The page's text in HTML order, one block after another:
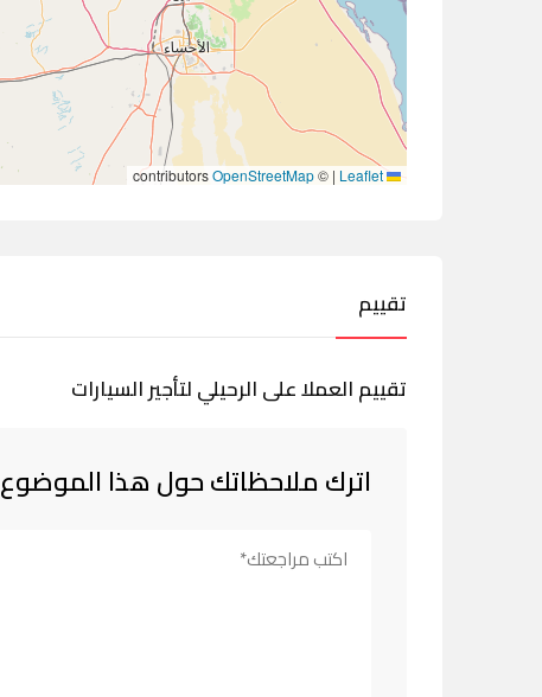
|
©
OpenStreetMap
تقييم
تقييم العملا على الرحيلي لتأجير السيارات
اترك ملاحظاتك حول هذا الموضوع